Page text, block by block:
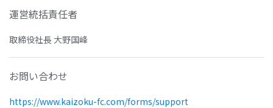
運営統括責任者
取締役社長 大野国峰
お問い合わせ
https://www.kaizoku-fc.com/forms/support